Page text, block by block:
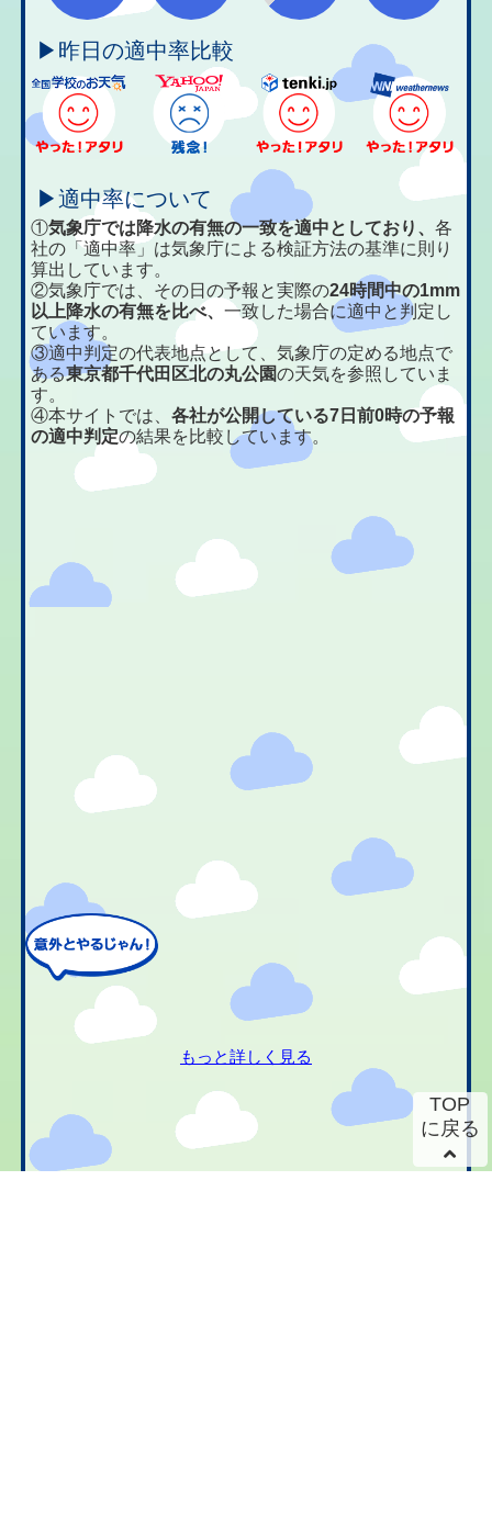
▶昨日の適中率比較
▶適中率について
①気象庁では降水の有無の一致を適中としており、各
社の「適中率」は気象庁による検証方法の基準に則り
算出しています。
②気象庁では、その日の予報と実際の24時間中の1mm
以上降水の有無を比べ、一致した場合に適中と判定し
ています。
③適中判定の代表地点として、気象庁の定める地点で
ある東京都千代田区北の丸公園の天気を参照していま
す。
④本サイトでは、各社が公開している7日前0時の予報
の適中判定の結果を比較しています。
もっと詳しく見る
TOP
に戻る